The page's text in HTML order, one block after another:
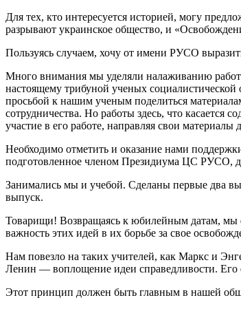
Для тех, кто интересуется историей, могу
разрывают украинское общество, и
Пользуясь случаем, хочу от имени РУСО
Много внимания мы уделяли налаживанию
настоящему трибуной ученых
просьбой к нашим ученым поделиться
сотрудничества. Но работы здесь, что
участие в его работе, направляя свои
Необходимо отметить и оказание нами
подготовленное членом Президиума ЦС РУСО,
Занимались мы и учебой. Сделаны первые два
выпуск.
Товарищи! Возвращаясь к юбилейным датам, мы
важность этих идей в их борьбе за свое
Нам повезло на таких учителей, как Маркс и
Ленин — воплощение идеи справедливости. Его
Этот принцип должен быть главным в нашей